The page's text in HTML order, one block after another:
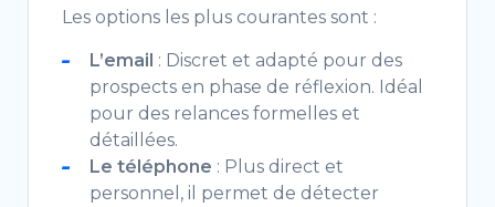
Les options les plus courantes sont :
L’email : Discret et adapté pour des
prospects en phase de réflexion. Idéal
pour des relances formelles et
détaillées.
Le téléphone : Plus direct et
personnel, il permet de détecter